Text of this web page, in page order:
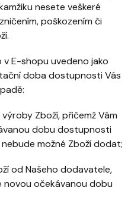
nesete veškeré
poškozením či
v E-shopu uvedeno jako
doba dostupnosti Vás
Zboží, přičemž Vám
dobu dostupnosti
možné Zboží dodat;
od Našeho dodavatele,
novou očekávanou dobu